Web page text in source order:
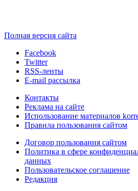
Полная версия сайта
Facebook
Twitter
RSS-ленты
E-mail рассылка
Контакты
Реклама на сайте
Использование материалов
Правила пользования сайтом
Договор пользования сайтом
Политика в сфере
данных
Пользовательское соглашение
Редакция